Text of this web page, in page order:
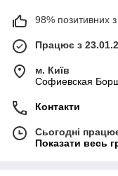
98% позитивних з
Працює з
м. Київ
Софиевская
Контакти
Сьогодні
Показати весь